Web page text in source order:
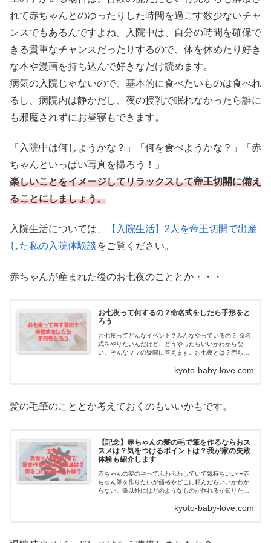
れて赤ちゃんとのゆったりした時間を過ごす数少ないチャ
ンスでもあるんですよね。入院中は、自分の時間を確保で
きる貴重なチャンスだったりするので、体を休めたり好き
な本や漫画を持ち込んで好きなだけ読めます。
病気の入院じゃないので、基本的に食べたいものは食べれ
るし、病院内は静かだし、夜の授乳で眠れなかったら誰に
も邪魔されずにお昼寝もできます。
「入院中は何しようかな？」「何を食べようかな？」「赤
ちゃんといっぱい写真を撮ろう！」
楽しいことをイメージしてリラックスして帝王切開に備え
ることにしましょう。
入院生活については、
【入院生活】2人を帝王切開で出産
した私の入院体験談をご覧ください。
赤ちゃんが産まれた後のお七夜のこととか・・・
お七夜って何するの？命名式をしたら手形をと
ろう
お七夜ってどんなイベント？みんなやっているの？ 命名
式をやりたいんだけど、どうやったらいいかわからな
い。そんなママの疑問に答えます。お七夜とは？赤ちゃ
kyoto-baby-love.com
髪の毛筆のこととか考えておくのもいいかもです。
【記念】赤ちゃんの髪の毛で筆を作るならおス
スメは？気をつけるポイントは？我が家の失敗
体験も紹介します
赤ちゃんの髪の毛ってふわふわしていて気持ちいい〜赤
ちゃん筆を作りたいが価格やどこに頼んだらいいかわか
らない。筆以外にはどのようなものが作れるか知りた
kyoto-baby-love.com